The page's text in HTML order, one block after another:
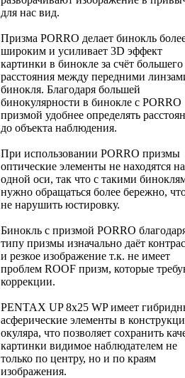
для нас вид.
Призма PORRO делает бинокль
широким и усиливает 3D эффект
картинки в бинокле за счёт большего
расстояния между передними
бинокля. Благодаря большей
бинокулярности в бинокле с PORRO
призмой удобнее определять
до объекта наблюдения.
При использовании PORRO призмы
оптические элементы не находятся на
одной оси, так что с такими
нужно обращаться более бережно,
не нарушить юстировку.
Бинокль с призмой PORRO
типу призмы изначально даёт
и резкое изображение т.к. не имеет
проблем ROOF призм, которые
коррекции.
PENTAX UP 8x25 WP имеет
асферические элементы в
окуляра, что позволяет сохранить
картинки видимое наблюдателем не
только по центру, но и по краям
изображения.